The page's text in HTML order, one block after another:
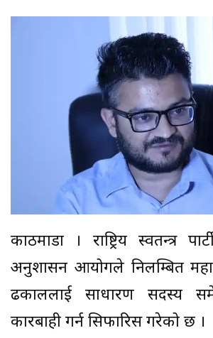
काठमाडौं । राष्ट्रिय स्वतन्त्र
अनुशासन आयोगले निलम्बित
ढकाललाई साधारण सदस्य
कारबाही गर्न सिफारिस गरेको छ ।